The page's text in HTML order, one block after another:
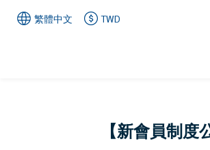
繁體中文 TWD
【新會員制度